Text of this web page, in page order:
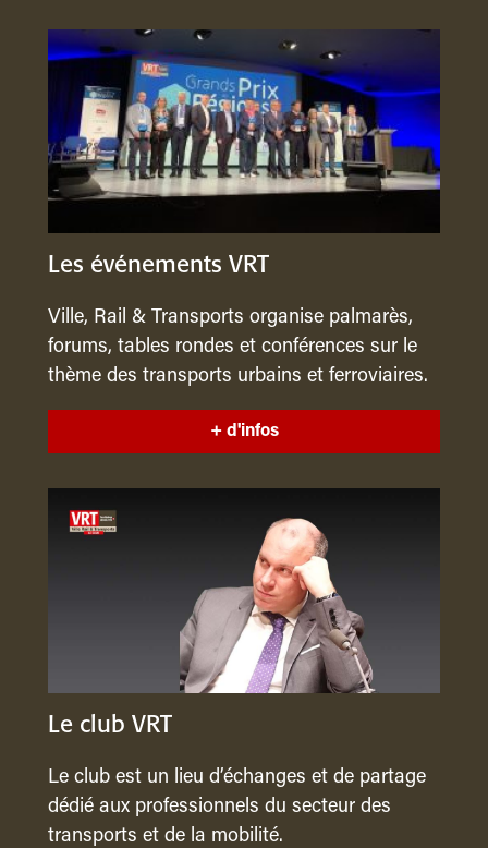
Les événements VRT
Ville, Rail & Transports organise palmarès,
forums, tables rondes et conférences sur le
thème des transports urbains et ferroviaires.
+ d'infos
Le club VRT
Le club est un lieu d’échanges et de partage
dédié aux professionnels du secteur des
transports et de la mobilité.